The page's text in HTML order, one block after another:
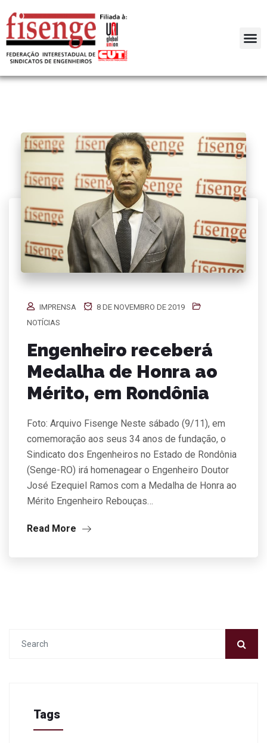
IMPRENSA
8 DE NOVEMBRO DE 2019
NOTÍCIAS
Engenheiro receberá
Medalha de Honra ao
Mérito, em Rondônia
Foto: Arquivo Fisenge Neste sábado (9/11), em
comemoração aos seus 34 anos de fundação, o
Sindicato dos Engenheiros no Estado de Rondônia
(Senge-RO) irá homenagear o Engenheiro Doutor
José Ezequiel Ramos com a Medalha de Honra ao
Mérito Engenheiro Rebouças…
Read More
Tags